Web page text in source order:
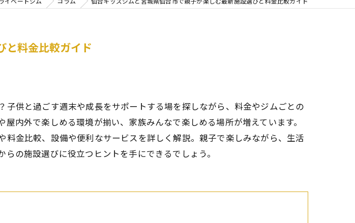
と料金比較ガイド
供と過ごす週末や成長をサポートする場を探しながら、料金やジムごとの
内外で楽しめる環境が揃い、家族みんなで楽しめる場所が増えています。
金比較、設備や便利なサービスを詳しく解説。親子で楽しみながら、生活
の施設選びに役立つヒントを手にできるでしょう。